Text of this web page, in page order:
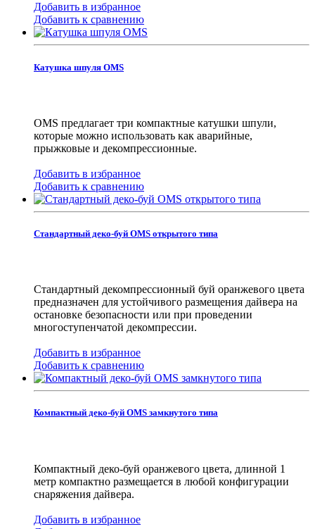
Добавить в избранное
Добавить к сравнению
Катушка шпуля OMS
OMS предлагает три компактные катушки шпули,
которые можно использовать как аварийные,
прыжковые и декомпрессионные.
Добавить в избранное
Добавить к сравнению
Стандартный деко-буй OMS открытого типа
Стандартный декомпрессионный буй оранжевого цвета
предназначен для устойчивого размещения дайвера на
остановке безопасности или при проведении
многоступенчатой декомпрессии.
Добавить в избранное
Добавить к сравнению
Компактный деко-буй OMS замкнутого типа
Компактный деко-буй оранжевого цвета, длинной 1
метр компактно размещается в любой конфигурации
снаряжения дайвера.
Добавить в избранное